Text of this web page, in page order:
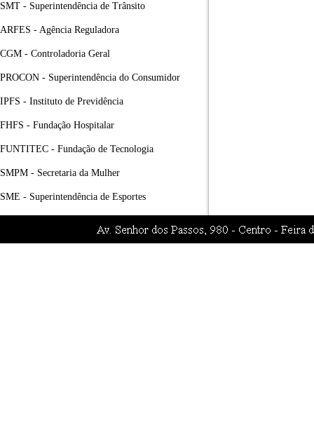
SMT - Superintendência de Trânsito
ARFES - Agência Reguladora
CGM - Controladoria Geral
PROCON - Superintendência do Consumidor
IPFS - Instituto de Previdência
FHFS - Fundação Hospitalar
FUNTITEC - Fundação de Tecnologia
SMPM - Secretaria da Mulher
SME - Superintendência de Esportes